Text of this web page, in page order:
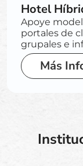
Hotel
Apoye
portales de
grupales e
Más